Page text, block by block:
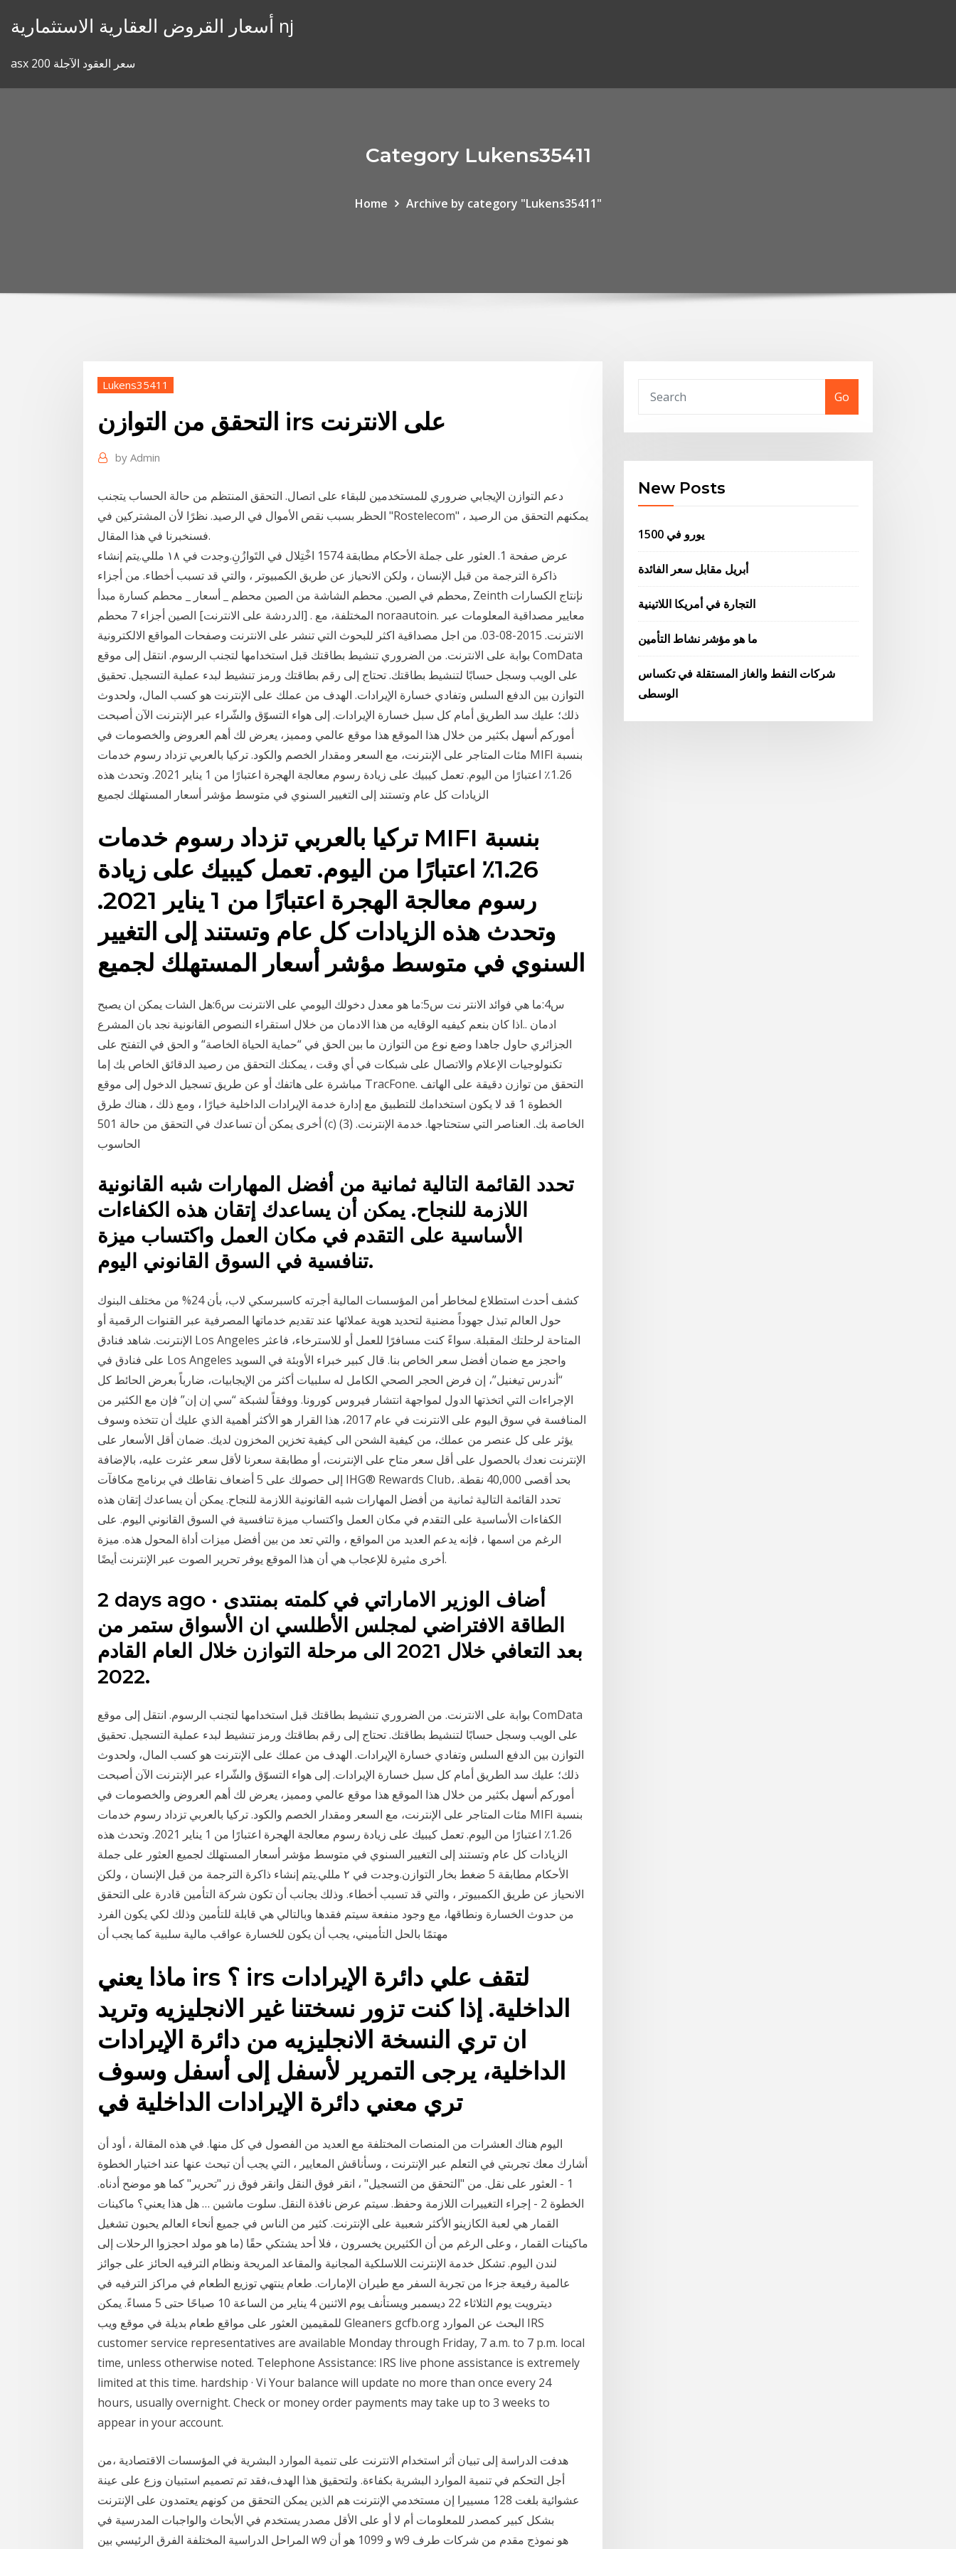
أسعار القروض العقارية الاستثمارية nj
asx 200 سعر العقود الآجلة
Category Lukens35411
Home Archive by category "Lukens35411"
Lukens35411
التحقق من التوازن irs على الانترنت
by Admin
دعم التوازن الإيجابي ضروري للمستخدمين للبقاء على اتصال. التحقق المنتظم من حالة الحساب يتجنب
الحظر بسبب نقص الأموال في الرصيد. نظرًا لأن المشتركين في "Rostelecom" يمكنهم التحقق من الرصيد ،
فسنخبرنا في هذا المقال.
عرض صفحة 1. العثور على جملة الأحكام مطابقة 1574 اخْتِلال في التَوازُنِ.وجدت في ١٨ مللي.يتم إنشاء
ذاكرة الترجمة من قبل الإنسان ، ولكن الانحياز عن طريق الكمبيوتر ، والتي قد تسبب أخطاء. من أجزاء
محطم في الصين. محطم الشاشة من الصين محطم _ أسعار _ محطم كسارة مبدأ, Zeinth نإنتاج الكسارات
المختلفة، مع . [الدردشة على الانترنت] الصين أجزاء 7 محطم noraautoin. معايير مصداقية المعلومات عبر
الانترنت. 2015-08-03. من اجل مصداقية اكثر للبحوث التي تنشر على الانترنت وصفحات المواقع الالكترونية
بوابة على الانترنت. من الضروري تنشيط بطاقتك قبل استخدامها لتجنب الرسوم. انتقل إلى موقع ComData
على الويب وسجل حسابًا لتنشيط بطاقتك. تحتاج إلى رقم بطاقتك ورمز تنشيط لبدء عملية التسجيل. تحقيق
التوازن بين الدفع السلس وتفادي خسارة الإيرادات. الهدف من عملك على الإنترنت هو كسب المال، ولحدوث
ذلك؛ عليك سد الطريق أمام كل سبل خسارة الإيرادات. إلى هواء التسوّق والشّراء عبر الإنترنت الآن أصبحت
أموركم أسهل بكثير من خلال هذا الموقع هذا موقع عالمي ومميز، يعرض لك أهم العروض والخصومات في
مئات المتاجر على الإنترنت، مع السعر ومقدار الخصم والكود. تركيا بالعربي تزداد رسوم خدمات MIFI بنسبة
1.26٪ اعتبارًا من اليوم. تعمل كيبيك على زيادة رسوم معالجة الهجرة اعتبارًا من 1 يناير 2021. وتحدث هذه
الزيادات كل عام وتستند إلى التغيير السنوي في متوسط مؤشر أسعار المستهلك لجميع
تركيا بالعربي تزداد رسوم خدمات MIFI بنسبة
1.26٪ اعتبارًا من اليوم. تعمل كيبيك على زيادة
رسوم معالجة الهجرة اعتبارًا من 1 يناير 2021.
وتحدث هذه الزيادات كل عام وتستند إلى التغيير
السنوي في متوسط مؤشر أسعار المستهلك لجميع
س4:ما هي فوائد الانتر نت س5:ما هو معدل دخولك اليومي على الانترنت س6:هل الشات يمكن ان يصبح
ادمان ..اذا كان بنعم كيفيه الوقايه من هذا الادمان من خلال استقراء النصوص القانونية نجد بان المشرع
الجزائري حاول جاهدا وضع نوع من التوازن ما بين الحق في “حماية الحياة الخاصة“ و الحق في التفتح على
تكنولوجيات الإعلام والاتصال على شبكات في أي وقت ، يمكنك التحقق من رصيد الدقائق الخاص بك إما
مباشرة على هاتفك أو عن طريق تسجيل الدخول إلى موقع TracFone. التحقق من توازن دقيقة على الهاتف
الخطوة 1 قد لا يكون استخدامك للتطبيق مع إدارة خدمة الإيرادات الداخلية خيارًا ، ومع ذلك ، هناك طرق
أخرى يمكن أن تساعدك في التحقق من حالة 501 (c) (3) الخاصة بك. العناصر التي ستحتاجها. خدمة الإنترنت.
الحاسوب
تحدد القائمة التالية ثمانية من أفضل المهارات شبه القانونية
اللازمة للنجاح. يمكن أن يساعدك إتقان هذه الكفاءات
الأساسية على التقدم في مكان العمل واكتساب ميزة
تنافسية في السوق القانوني اليوم.
كشف أحدث استطلاع لمخاطر أمن المؤسسات المالية أجرته كاسبرسكي لاب، بأن 24% من مختلف البنوك
حول العالم تبذل جهوداً مضنية لتحديد هوية عملائها عند تقديم خدماتها المصرفية عبر القنوات الرقمية أو
الإنترنت. شاهد فنادق Los Angeles المتاحة لرحلتك المقبلة. سواءً كنت مسافرًا للعمل أو للاسترخاء، فاعثر
على فنادق في Los Angeles واحجز مع ضمان أفضل سعر الخاص بنا. قال كبير خبراء الأوبئة في السويد
“أندرس تيغنيل”، إن فرض الحجر الصحي الكامل له سلبيات أكثر من الإيجابيات، ضارباً بعرض الحائط كل
الإجراءات التي اتخذتها الدول لمواجهة انتشار فيروس كورونا. ووفقاً لشبكة “سي إن إن” فإن مع الكثير من
المنافسة في سوق اليوم على الانترنت في عام 2017، هذا القرار هو الأكثر أهمية الذي عليك أن تتخذه وسوف
يؤثر على كل عنصر من عملك، من كيفية الشحن الى كيفية تخزين المخزون لديك. ضمان أقل الأسعار على
الإنترنت نعدك بالحصول على أقل سعر متاح على الإنترنت، أو مطابقة سعرنا لأقل سعر عثرت عليه، بالإضافة
إلى حصولك على 5 أضعاف نقاطك في برنامج مكافآت IHG® Rewards Club، بحد أقصى 40,000 نقطة.
تحدد القائمة التالية ثمانية من أفضل المهارات شبه القانونية اللازمة للنجاح. يمكن أن يساعدك إتقان هذه
الكفاءات الأساسية على التقدم في مكان العمل واكتساب ميزة تنافسية في السوق القانوني اليوم. على
الرغم من اسمها ، فإنه يدعم العديد من المواقع ، والتي تعد من بين أفضل ميزات أداة المحول هذه. ميزة
أخرى مثيرة للإعجاب هي أن هذا الموقع يوفر تحرير الصوت عبر الإنترنت أيضًا.
2 days ago · أضاف الوزير الاماراتي في كلمته بمنتدى
الطاقة الافتراضي لمجلس الأطلسي ان الأسواق ستمر من
بعد التعافي خلال 2021 الى مرحلة التوازن خلال العام القادم
2022.
بوابة على الانترنت. من الضروري تنشيط بطاقتك قبل استخدامها لتجنب الرسوم. انتقل إلى موقع ComData
على الويب وسجل حسابًا لتنشيط بطاقتك. تحتاج إلى رقم بطاقتك ورمز تنشيط لبدء عملية التسجيل. تحقيق
التوازن بين الدفع السلس وتفادي خسارة الإيرادات. الهدف من عملك على الإنترنت هو كسب المال، ولحدوث
ذلك؛ عليك سد الطريق أمام كل سبل خسارة الإيرادات. إلى هواء التسوّق والشّراء عبر الإنترنت الآن أصبحت
أموركم أسهل بكثير من خلال هذا الموقع هذا موقع عالمي ومميز، يعرض لك أهم العروض والخصومات في
مئات المتاجر على الإنترنت، مع السعر ومقدار الخصم والكود. تركيا بالعربي تزداد رسوم خدمات MIFI بنسبة
1.26٪ اعتبارًا من اليوم. تعمل كيبيك على زيادة رسوم معالجة الهجرة اعتبارًا من 1 يناير 2021. وتحدث هذه
الزيادات كل عام وتستند إلى التغيير السنوي في متوسط مؤشر أسعار المستهلك لجميع العثور على جملة
الأحكام مطابقة 5 ضغط بخار التوازن.وجدت في ٢ مللي.يتم إنشاء ذاكرة الترجمة من قبل الإنسان ، ولكن
الانحياز عن طريق الكمبيوتر ، والتي قد تسبب أخطاء. وذلك بجانب أن تكون شركة التأمين قادرة على التحقق
من حدوث الخسارة ونطاقها، مع وجود منفعة سيتم فقدها وبالتالي هي قابلة للتأمين وذلك لكي يكون الفرد
مهتمًا بالحل التأميني، يجب أن يكون للخسارة عواقب مالية سلبية كما يجب أن
ماذا يعني irs ؟ irs لتقف علي دائرة الإيرادات
الداخلية. إذا كنت تزور نسختنا غير الانجليزيه وتريد
ان تري النسخة الانجليزيه من دائرة الإيرادات
الداخلية، يرجى التمرير لأسفل إلى أسفل وسوف
تري معني دائرة الإيرادات الداخلية في
اليوم هناك العشرات من المنصات المختلفة مع العديد من الفصول في كل منها. في هذه المقالة ، أود أن
أشارك معك تجربتي في التعلم عبر الإنترنت ، وسأناقش المعايير ، التي يجب أن تبحث عنها عند اختيار الخطوة
1 - العثور على نقل. من "التحقق من التسجيل" ، انقر فوق النقل وانقر فوق زر "تحرير" كما هو موضح أدناه.
الخطوة 2 - إجراء التغييرات اللازمة وحفظ. سيتم عرض نافذة النقل. سلوت ماشين … هل هذا يعني؟ ماكينات
القمار هي لعبة الكازينو الأكثر شعبية على الإنترنت. كثير من الناس في جميع أنحاء العالم يحبون تشغيل
ماكينات القمار ، وعلى الرغم من أن الكثيرين يخسرون ، فلا أحد يشتكي حقًا (ما هو مولد احجزوا الرحلات إلى
لندن اليوم. تشكل خدمة الإنترنت اللاسلكية المجانية والمقاعد المريحة ونظام الترفيه الحائز على جوائز
عالمية رفيعة جزءا من تجربة السفر مع طيران الإمارات. طعام ينتهي توزيع الطعام في مراكز الترفيه في
ديترويت يوم الثلاثاء 22 ديسمبر ويستأنف يوم الاثنين 4 يناير من الساعة 10 صباحًا حتى 5 مساءً. يمكن
للمقيمين العثور على مواقع طعام بديلة في موقع ويب Gleaners gcfb.org البحث عن الموارد IRS
customer service representatives are available Monday through Friday, 7 a.m. to 7 p.m. local
time, unless otherwise noted. Telephone Assistance: IRS live phone assistance is extremely
limited at this time. hardship · Vi Your balance will update no more than once every 24
hours, usually overnight. Check or money order payments may take up to 3 weeks to
appear in your account.
هدفت الدراسة إلى تبيان أثر استخدام الانترنت على تنمية الموارد البشرية في المؤسسات الاقتصادية ،من
أجل التحكم في تنمية الموارد البشرية بكفاءة. ولتحقيق هذا الهدف،فقد تم تصميم استبيان وزع على عينة
عشوائية بلغت 128 مسييرا إن مستخدمي الإنترنت هم الذين يمكن التحقق من كونهم يعتمدون على الإنترنت
بشكل كبير كمصدر للمعلومات أم لا أو على الأقل مصدر يستخدم في الأبحاث والواجبات المدرسية في
المراحل الدراسية المختلفة الفرق الرئيسي بين w9 و 1099 هو أن w9 هو نموذج مقدم من شركات طرف
Go
New Posts
1500 يورو في
أبريل مقابل سعر الفائدة
التجارة في أمريكا اللاتينية
ما هو مؤشر نشاط التأمين
شركات النفط والغاز المستقلة في تكساس
الوسطى